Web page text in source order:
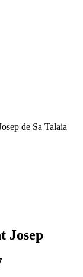
de Sa Talaia
Josep